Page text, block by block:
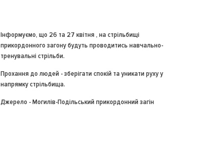
Інформуємо, що 26 та 27 квітня , на стрільбищі
прикордонного загону будуть проводитись навчально-
тренувальні стрільби.
Прохання до людей - зберігати спокій та уникати руху у
напрямку стрільбища.
Джерело - Могилів-Подільський прикордонний загін